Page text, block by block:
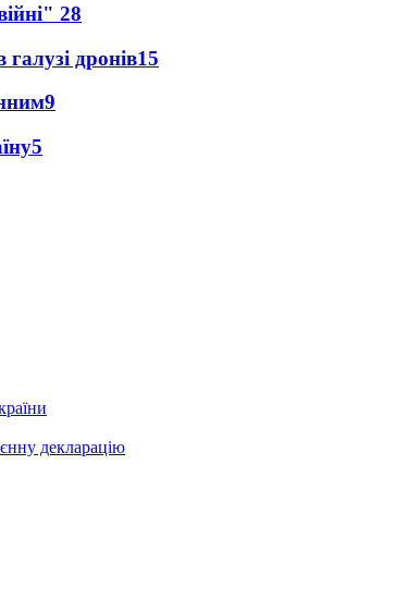
28
дронів15
9
5
декларацію